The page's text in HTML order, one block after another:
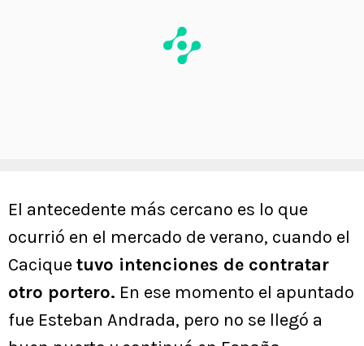
El antecedente más cercano es lo que
ocurrió en el mercado de verano, cuando el
Caciquetuvo intenciones de contratar
otro portero. En ese momento el apuntado
fue Esteban Andrada, pero no se llegó a